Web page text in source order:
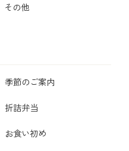
その他
季節のご案内
折詰弁当
お食い初め